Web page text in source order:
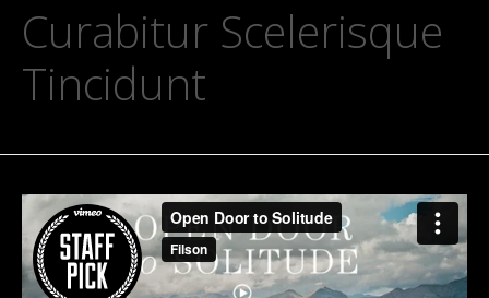
Curabitur Scelerisque
Tincidunt